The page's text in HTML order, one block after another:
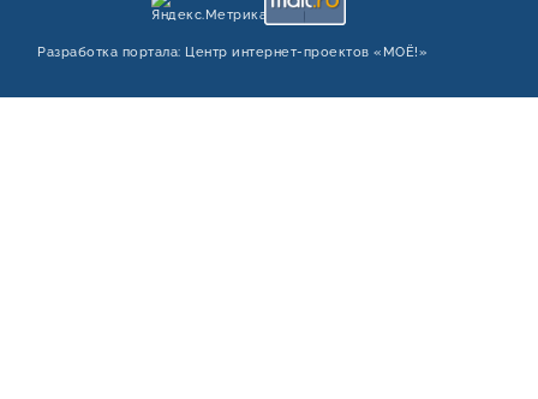
Разработка портала: Центр интернет‑проектов «МОЁ!»